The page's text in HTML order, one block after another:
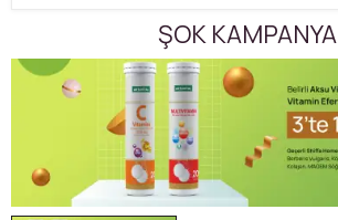
ŞOK KAMPANYA